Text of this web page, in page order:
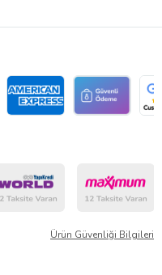
Ürün Güvenliği Bilgileri